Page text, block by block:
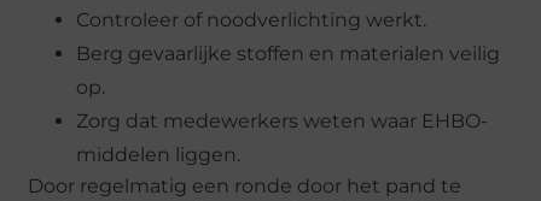
Controleer of noodverlichting werkt.
Berg gevaarlijke stoffen en materialen veilig
op.
Zorg dat medewerkers weten waar EHBO-
middelen liggen.
Door regelmatig een ronde door het pand te